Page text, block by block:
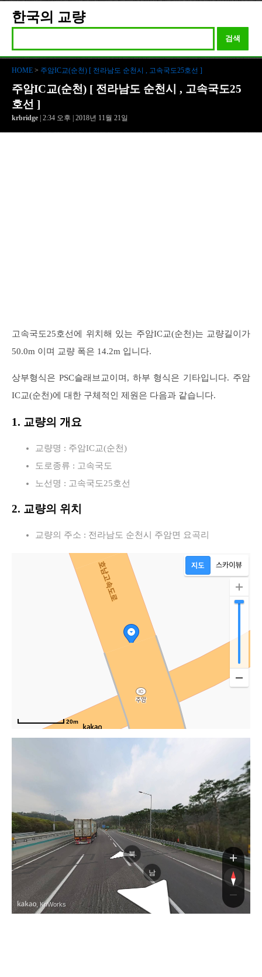
한국의 교량
검색
HOME > 주암IC교(순천) [ 전라남도 순천시 , 고속국도25호선 ]
주암IC교(순천) [ 전라남도 순천시 , 고속국도25
호선 ]
krbridge | 2:34 오후 | 2018년 11월 21일
고속국도25호선에 위치해 있는 주암IC교(순천)는 교량길이가
50.0m 이며 교량 폭은 14.2m 입니다.
상부형식은 PSC슬래브교이며, 하부 형식은 기타입니다. 주암
IC교(순천)에 대한 구체적인 제원은 다음과 같습니다.
1. 교량의 개요
교량명 : 주암IC교(순천)
도로종류 : 고속국도
노선명 : 고속국도25호선
2. 교량의 위치
교량의 주소 : 전라남도 순천시 주암면 요곡리
20m
도로
도로
북
남
, KnWorks